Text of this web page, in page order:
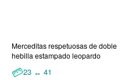
Merceditas respetuosas de doble
hebilla estampado leopardo
23 ↔ 41